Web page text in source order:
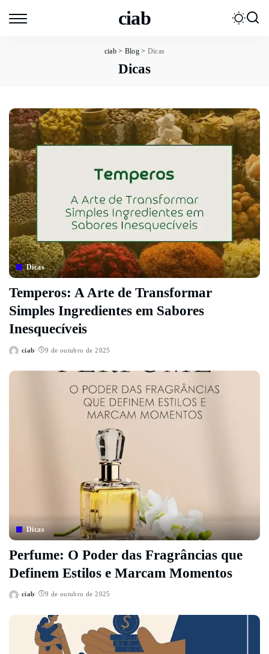
ciab
ciab > Blog> Dicas
Dicas
Dicas
Temperos: A Arte de Transformar
Simples Ingredientes em Sabores
Inesquecíveis
Posted
ciab 9 de outubro de 2025
Dicas
Perfume: O Poder das Fragrâncias que
Definem Estilos e Marcam Momentos
Posted
ciab 9 de outubro de 2025